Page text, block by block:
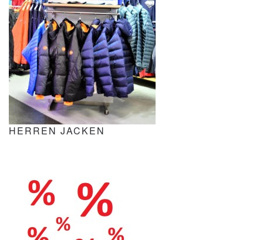
HERREN JACKEN